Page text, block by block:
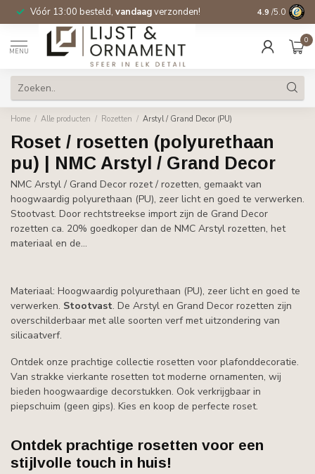
Vóór 13:00 besteld, vandaagverzonden! Gratis
4.9 /5.0
MENU
0
Home / Alle producten / Rozetten / Arstyl / Grand Decor (PU)
Roset / rosetten (polyurethaan
pu) | NMC Arstyl / Grand Decor
NMC Arstyl / Grand Decor rozet / rozetten, gemaakt van
hoogwaardig polyurethaan (PU), zeer licht en goed te verwerken.
Stootvast. Door rechtstreekse import zijn de Grand Decor
rozetten ca. 20% goedkoper dan de NMC Arstyl rozetten, het
materiaal en de...
Materiaal: Hoogwaardig polyurethaan (PU), zeer licht en goed te
verwerken. Stootvast. De Arstyl en Grand Decor rozetten zijn
overschilderbaar met alle soorten verf met uitzondering van
silicaatverf.
Ontdek onze prachtige collectie rosetten voor plafonddecoratie.
Van strakke vierkante rosetten tot moderne ornamenten, wij
bieden hoogwaardige decorstukken. Ook verkrijgbaar in
piepschuim (geen gips). Kies en koop de perfecte roset.
Ontdek prachtige rosetten voor een
stijlvolle touch in huis!